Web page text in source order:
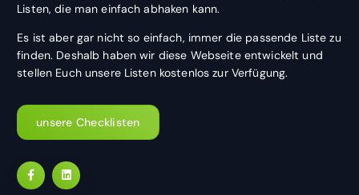
Listen, die man einfach abhaken kann.
Es ist aber gar nicht so einfach, immer die passende Liste zu
finden. Deshalb haben wir diese Webseite entwickelt und
stellen Euch unsere Listen kostenlos zur Verfügung.
unsere Checklisten